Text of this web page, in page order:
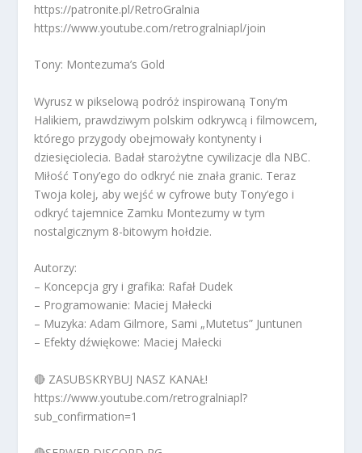
https://patronite.pl/RetroGralnia
https://www.youtube.com/retrogralniapl/join
Tony: Montezuma’s Gold
Wyrusz w pikselową podróż inspirowaną Tony’m
Halikiem, prawdziwym polskim odkrywcą i filmowcem,
którego przygody obejmowały kontynenty i
dziesięciolecia. Badał starożytne cywilizacje dla NBC.
Miłość Tony’ego do odkryć nie znała granic. Teraz
Twoja kolej, aby wejść w cyfrowe buty Tony’ego i
odkryć tajemnice Zamku Montezumy w tym
nostalgicznym 8-bitowym hołdzie.
Autorzy:
– Koncepcja gry i grafika: Rafał Dudek
– Programowanie: Maciej Małecki
– Muzyka: Adam Gilmore, Sami „Mutetus” Juntunen
– Efekty dźwiękowe: Maciej Małecki
🔴 ZASUBSKRYBUJ NASZ KANAŁ!
https://www.youtube.com/retrogralniapl?
sub_confirmation=1